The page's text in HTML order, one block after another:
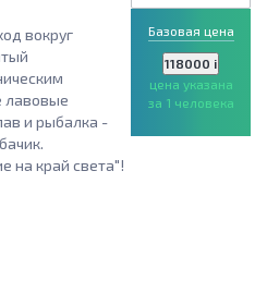
Базовая цена
118000 i
цена указана
за 1 человека
вокруг
лавовые
и рыбалка -
на край света"!